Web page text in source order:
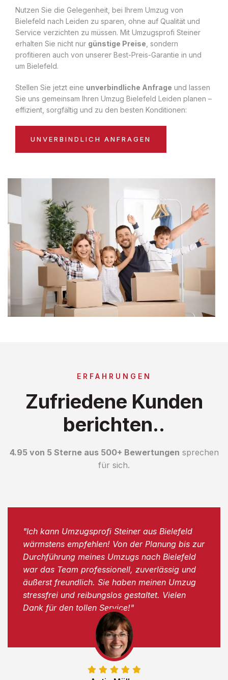
Nutzen Sie die Gelegenheit, bei Ihrem Umzug von
Bielefeld nach Leiden zu sparen, ohne auf Qualität und
Service verzichten zu müssen. Mit Umzugsprofi Steiner
erhalten Sie nicht nur günstige Preise , sondern
profitieren auch von unserer Best-Preis-Garantie in und
um Bielefeld.
Stellen Sie jetzt eine unverbindliche Anfrage und lassen
Sie uns gemeinsam Ihren Umzug Bielefeld Leiden planen –
effizient, sorgfältig und zu den besten Konditionen:
UNVERBINDLICH ANFRAGEN
ERFAHRUNGEN
Zufriedene Kunden
berichten..
4.95 von 5 Sterne aus 500+ Bewertungen sprechen
für sich.
"Ich kann Umzugsprofi Steiner aus Bielefeld
wärmstens empfehlen! Von der Planung bis zur
Durchführung meines Umzugs nach Bielefeld
war das Team professionell, zuverlässig und
äußerst freundlich. Sie haben meinen Umzug
stressfrei und reibungslos gestaltet. Vielen
Dank für den tollen Service!"